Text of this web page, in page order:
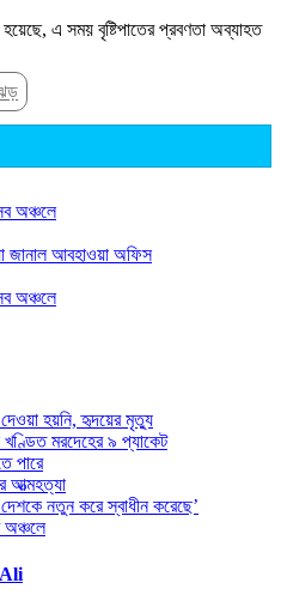
হয়েছে, এ সময় বৃষ্টিপাতের প্রবণতা অব্যাহত
অঞ্চলে
যা জানাল আবহাওয়া অফিস
অঞ্চলে
দেওয়া হয়নি, হৃদয়ের মৃত্যু
খণ্ডিত মরদেহের ৯ প্যাকেট
পারে
আত্মহত্যা
নতুন করে স্বাধীন করেছে’
অঞ্চলে